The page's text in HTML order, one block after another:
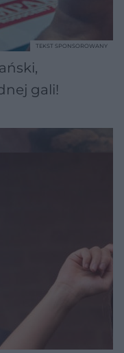
gali!
TEKST SPONSOROWANY